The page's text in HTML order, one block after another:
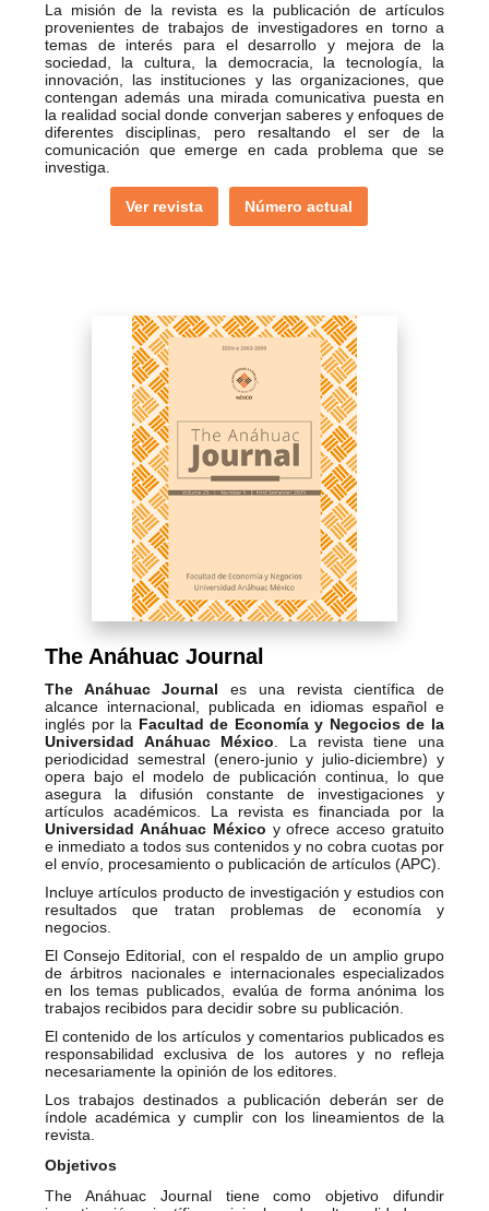
La misión de la revista es la publicación de artículos
provenientes de trabajos de investigadores en torno a
temas de interés para el desarrollo y mejora de la
sociedad, la cultura, la democracia, la tecnología, la
innovación, las instituciones y las organizaciones, que
contengan además una mirada comunicativa puesta en
la realidad social donde converjan saberes y enfoques de
diferentes disciplinas, pero resaltando el ser de la
comunicación que emerge en cada problema que se
investiga.
Ver revista Número actual
The Anáhuac Journal
The Anáhuac Journal es una revista científica de
alcance internacional, publicada en idiomas español e
inglés por la Facultad de Economía y Negocios de la
Universidad Anáhuac México. La revista tiene una
periodicidad semestral (enero-junio y julio-diciembre) y
opera bajo el modelo de publicación continua, lo que
asegura la difusión constante de investigaciones y
artículos académicos. La revista es financiada por la
Universidad Anáhuac México y ofrece acceso gratuito
e inmediato a todos sus contenidos y no cobra cuotas por
el envío, procesamiento o publicación de artículos (APC).
Incluye artículos producto de investigación y estudios con
resultados que tratan problemas de economía y
negocios.
El Consejo Editorial, con el respaldo de un amplio grupo
de árbitros nacionales e internacionales especializados
en los temas publicados, evalúa de forma anónima los
trabajos recibidos para decidir sobre su publicación.
El contenido de los artículos y comentarios publicados es
responsabilidad exclusiva de los autores y no refleja
necesariamente la opinión de los editores.
Los trabajos destinados a publicación deberán ser de
índole académica y cumplir con los lineamientos de la
revista.
Objetivos
The Anáhuac Journal tiene como objetivo difundir